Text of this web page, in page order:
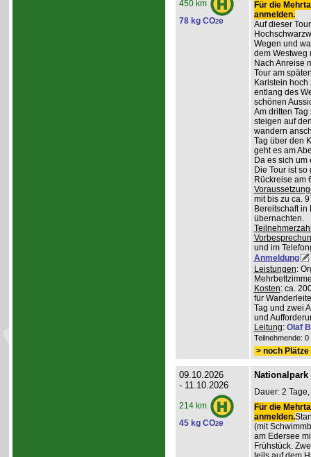
450 km
78 kg CO2e
Für die
anmelden.
Auf dieser
Wegen und
dem Westweg
Nach Anreise
Tour am
Karlstein
entlang des
schönen
Am dritten
steigen auf
wandern
Tag über den
geht es am
Da es sich
Die Tour ist
Rückreise am
mit bis zu ca.
Bereitschaft
übernachten.
und im
Anmeldung
Leistungen:
Kosten: ca.
für
Tag und zwei
und
Leitung: Olaf
Teilnehmende:
> noch
09.10.2026
- 11.10.2026
214 km
45 kg CO2e
Dauer: 2
Für die
anmelden.
(mit
am Edersee
Frühstück.